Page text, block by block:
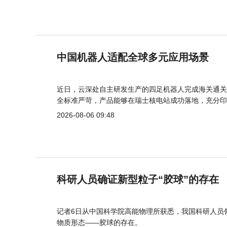
中国机器人适配全球多元应用场景
近日，云深处自主研发生产的四足机器人完成海关通
全标准严苛，产品能够在瑞士核电站成功落地，充分
2026-08-06 09:48
科研人员确证新型粒子“胶球”的存在
记者6日从中国科学院高能物理所获悉，我国科研人
物质形态——胶球的存在。